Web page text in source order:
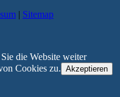
| Sitemap
die Website weiter
Cookies zu. Akzeptieren